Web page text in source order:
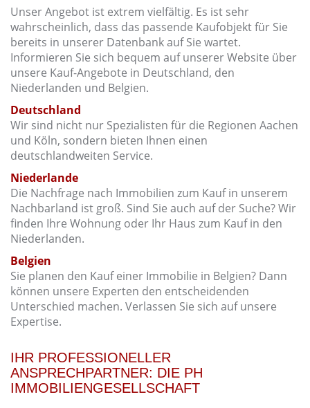
Unser Angebot ist extrem vielfältig. Es ist sehr
wahrscheinlich, dass das passende Kaufobjekt für Sie
bereits in unserer Datenbank auf Sie wartet.
Informieren Sie sich bequem auf unserer Website über
unsere Kauf-Angebote in Deutschland, den
Niederlanden und Belgien.
Deutschland
Wir sind nicht nur Spezialisten für die Regionen Aachen
und Köln, sondern bieten Ihnen einen
deutschlandweiten Service.
Niederlande
Die Nachfrage nach Immobilien zum Kauf in unserem
Nachbarland ist groß. Sind Sie auch auf der Suche? Wir
finden Ihre Wohnung oder Ihr Haus zum Kauf in den
Niederlanden.
Belgien
Sie planen den Kauf einer Immobilie in Belgien? Dann
können unsere Experten den entscheidenden
Unterschied machen. Verlassen Sie sich auf unsere
Expertise.
IHR PROFESSIONELLER
ANSPRECHPARTNER: DIE PH
IMMOBILIENGESELLSCHAFT